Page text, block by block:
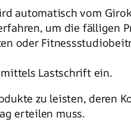
automatisch vom
um die fälligen
oder
Lastschrift ein.
zu leisten, deren
erteilen muss.